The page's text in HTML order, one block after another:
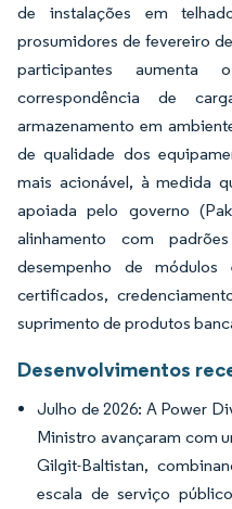
de instalações em
prosumidores de fevereiro
participantes
correspondência de
armazenamento em
de qualidade dos
mais acionável, à medida
apoiada pelo governo
alinhamento com
desempenho de módulos
certificados,
suprimento de produtos
Desenvolvimentos
Julho de 2026: A Power
Ministro avançaram com
Gilgit-Baltistan,
escala de serviço